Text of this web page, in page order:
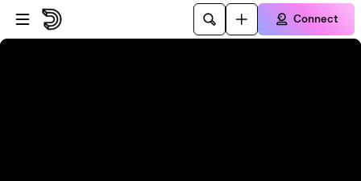
Skip to player
Skip to main content
Connect